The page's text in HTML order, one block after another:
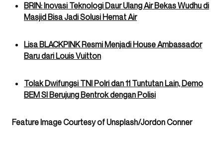
BRIN: Inovasi Teknologi Daur Ulang Air Bekas Wudhu di
Masjid Bisa Jadi Solusi Hemat Air
Lisa BLACKPINK Resmi Menjadi House Ambassador
Baru dari Louis Vuitton
Tolak Dwifungsi TNI Polri dan 11 Tuntutan Lain, Demo
BEM SI Berujung Bentrok dengan Polisi
Feature Image Courtesy of Unsplash/Jordon Conner